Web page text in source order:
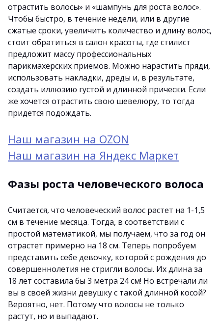
отрастить волосы» и «шампунь для роста волос».
Чтобы быстро, в течение недели, или в другие
сжатые сроки, увеличить количество и длину волос,
стоит обратиться в салон красоты, где стилист
предложит массу профессиональных
парикмахерских приемов. Можно нарастить пряди,
использовать накладки, дреды и, в результате,
создать иллюзию густой и длинной прически. Если
же хочется отрастить свою шевелюру, то тогда
придется подождать.
Наш магазин на OZON
Наш магазин на Яндекс Маркет
Фазы роста человеческого волоса
Считается, что человеческий волос растет на 1-1,5
см в течение месяца. Тогда, в соответствии с
простой математикой, мы получаем, что за год он
отрастет примерно на 18 см. Теперь попробуем
представить себе девочку, которой с рождения до
совершеннолетия не стригли волосы. Их длина за
18 лет составила бы 3 метра 24 см! Но встречали ли
вы в своей жизни девушку с такой длинной косой?
Вероятно, нет. Потому что волосы не только
растут, но и выпадают.